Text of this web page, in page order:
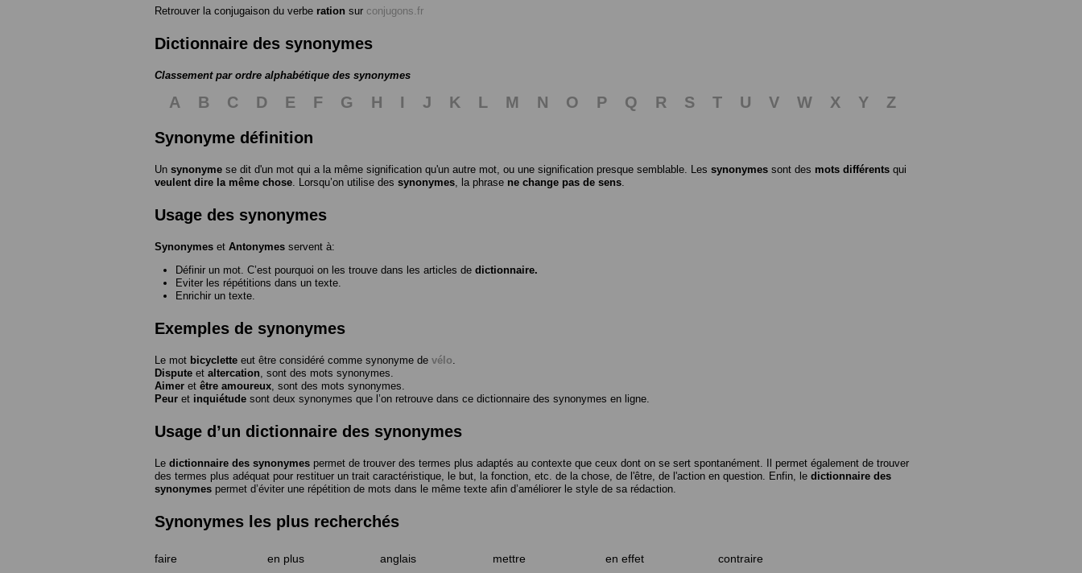
Retrouver la conjugaison du verbe ration sur conjugons.fr
Dictionnaire des synonymes
Classement par ordre alphabétique des synonymes
A B C D E F G H I J K L M N O P Q R S T U V W X Y
Z
Synonyme définition
Un synonyme se dit d'un mot qui a la même signification qu'un autre mot, ou une signification presque semblable. Les synonymes sont des mots différents qui
veulent dire la même chose . Lorsqu’on utilise des synonymes , la phrase ne change pas de sens
Usage des synonymes
Synonymes et Antonymes servent à:
Définir un mot. C’est pourquoi on les trouve dans les articles de dictionnaire.
Eviter les répétitions dans un texte.
Enrichir un texte.
Exemples de synonymes
Le mot bicyclette eut être considéré comme synonyme de vélo
Dispute et altercation , sont des mots synonymes.
Aimer et être amoureux , sont des mots synonymes.
Peur et inquiétude sont deux synonymes que l’on retrouve dans ce dictionnaire des synonymes en ligne.
Usage d’un dictionnaire des synonymes
Le dictionnaire des synonymes permet de trouver des termes plus adaptés au contexte que ceux dont on se sert spontanément. Il permet également de trouver
des termes plus adéquat pour restituer un trait caractéristique, le but, la fonction, etc. de la chose, de l'être, de l'action en question. Enfin, le dictionnaire des
synonymes permet d’éviter une répétition de mots dans le même texte afin d’améliorer le style de sa rédaction.
Synonymes les plus recherchés
faire en plus anglais mettre en effet contraire